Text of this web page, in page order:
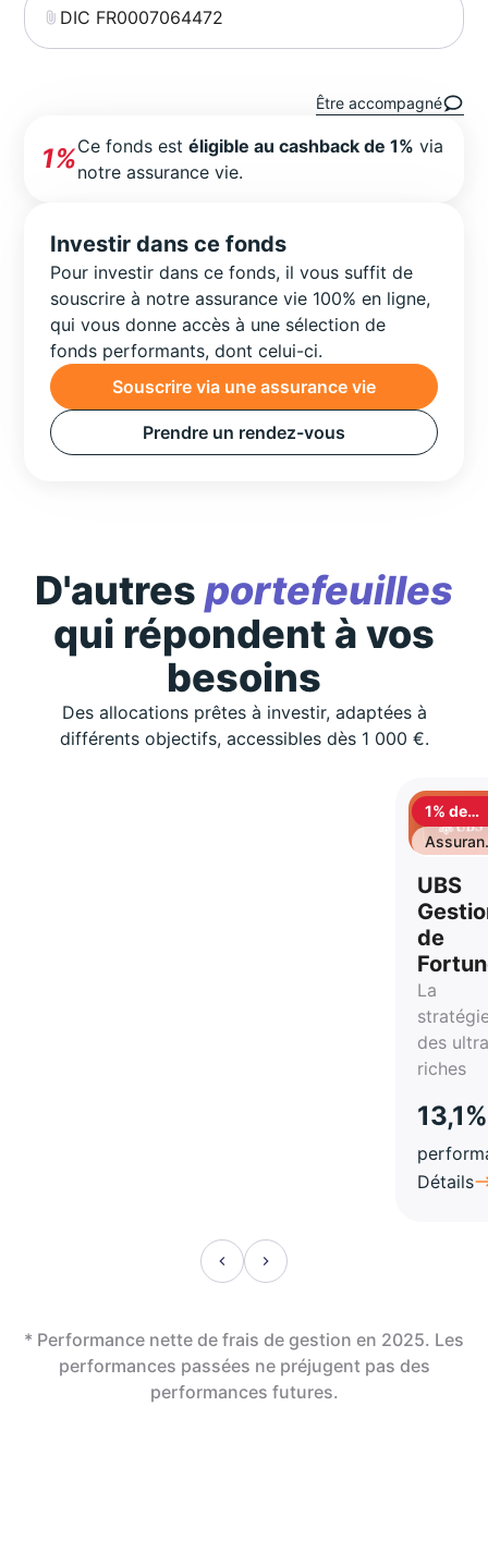
DIC FR0007064472
Être accompagné
1%Ce fonds estéligible au cashback de 1% via
notre assurance vie.
Investir dans ce fonds
Pour investir dans ce fonds, il vous suffit de
souscrire à notre assurance vie 100% en ligne,
qui vous donne accès à une sélection de
fonds performants, dont celui-ci.
Souscrire via une assurance vie
Prendre un rendez-vous
D'autres portefeuilles
qui répondent à vos
besoins
Des allocations prêtes à investir, adaptées à
différents objectifs, accessibles dès 1 000 €.
1% de
UBS
de
La
des
riches
13,1%
Détails
* Performance nette de frais de gestion en 2025. Les
performances passées ne préjugent pas des
performances futures.